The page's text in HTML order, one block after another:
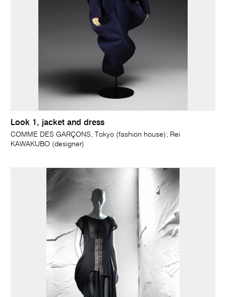
Look 1, jacket and dress
COMME DES GARÇONS, Tokyo (fashion house); Rei
KAWAKUBO (designer)